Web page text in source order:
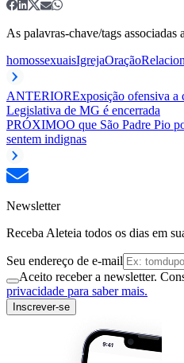
As palavras-chave/tags associadas
homossexuaisIgrejaOração
ANTERIORExposição ofensiva a
Legislativa de MG é encerrada
PRÓXIMOO que São Padre Pio
sentem indignas
Newsletter
Receba Aleteia todos os dias em
Seu endereço de e-mail
Aceito receber a newsletter.
privacidade para saber mais.
Inscrever-se